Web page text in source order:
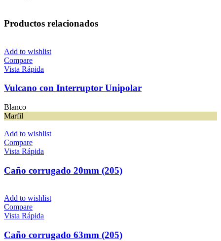
Productos relacionados
Add to wishlist
Compare
Vista Rápida
Vulcano con Interruptor Unipolar
Blanco
Marfil
Add to wishlist
Compare
Vista Rápida
Caño corrugado 20mm (205)
Add to wishlist
Compare
Vista Rápida
Caño corrugado 63mm (205)